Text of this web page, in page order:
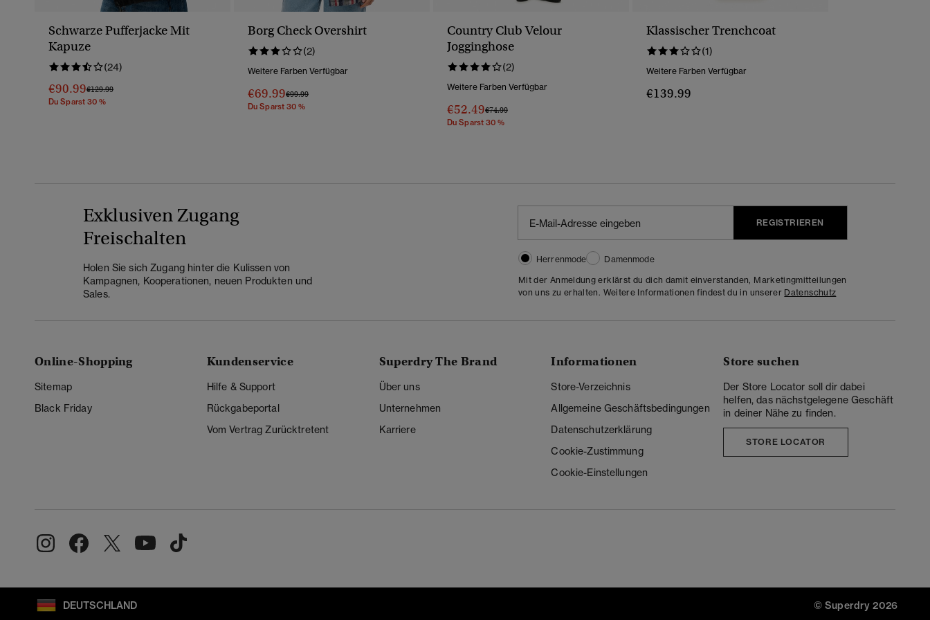
Schwarze Pufferjacke Mit
Kapuze
(24)
€90.99Preis Wurde Reduziert Von
€129.99Bis
Du Sparst 30 %
Borg Check Overshirt
(2)
Weitere Farben Verfügbar
€69.99Preis Wurde Reduziert Von
€99.99Bis
Du Sparst 30 %
Country Club Velour
Jogginghose
(2)
Weitere Farben Verfügbar
€52.49Preis Wurde Reduziert Von
€74.99Bis
Du Sparst 30 %
Klassischer Trenchcoat
(1)
Weitere Farben Verfügbar
€139.99
Exklusiven Zugang
Freischalten
Holen Sie sich Zugang hinter die Kulissen von
Kampagnen, Kooperationen, neuen Produkten und
Sales.
REGISTRIEREN
Herrenmode
Damenmode
Mit der Anmeldung erklärst du dich damit einverstanden, Marketingmitteilungen
von uns zu erhalten. Weitere Informationen findest du in unserer Datenschutz
Online-Shopping
Sitemap
Black Friday
Kundenservice
Hilfe & Support
Rückgabeportal
Vom Vertrag Zurücktretent
Superdry The Brand
Über uns
Unternehmen
Karriere
Informationen
Store-Verzeichnis
Allgemeine Geschäftsbedingungen
Datenschutzerklärung
Cookie-Zustimmung
Cookie-Einstellungen
Store suchen
Der Store Locator soll dir dabei
helfen, das nächstgelegene Geschäft
in deiner Nähe zu finden.
STORE LOCATOR
DEUTSCHLAND © Superdry 2026